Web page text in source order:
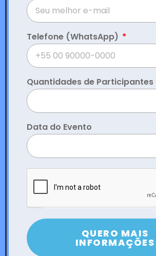
Telefone (WhatsApp)
Quantidades de Participantes
Data do Evento
QUERO MAIS
INFORMAÇÕES